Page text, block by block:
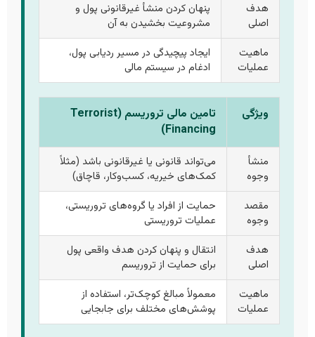
هدف
اصلی
پنهان کردن منشأ غیرقانونی پول و
مشروعیت بخشیدن به آن
ماهیت
عملیات
ایجاد پیچیدگی در مسیر ردیابی پول،
ادغام در سیستم مالی
ویژگی
تامین مالی تروریسم (Terrorist
Financing)
منشأ
وجوه
می‌تواند قانونی یا غیرقانونی باشد (مثلاً
کمک‌های خیریه، کسب‌وکار، قاچاق)
مقصد
وجوه
حمایت از افراد یا گروه‌های تروریستی،
عملیات تروریستی
هدف
اصلی
انتقال و پنهان کردن هدف واقعی پول
برای حمایت از تروریسم
ماهیت
عملیات
معمولاً مبالغ کوچک‌تر، استفاده از
پوشش‌های مختلف برای جابجایی